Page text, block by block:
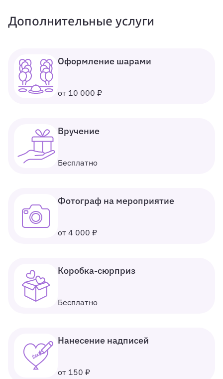
Дополнительные услуги
Оформление шарами
от 10 000 ₽
Вручение
Бесплатно
Фотограф на мероприятие
от 4 000 ₽
Коробка-сюрприз
Бесплатно
Нанесение надписей
от 150 ₽